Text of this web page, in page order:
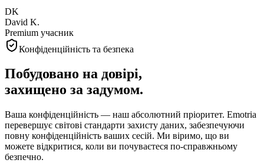
DK
David K.
Premium учасник
Конфіденційність та безпека
Побудовано на довірі,
захищено за задумом.
Ваша конфіденційність — наш абсолютний пріоритет. Emotria
перевершує світові стандарти захисту даних, забезпечуючи
повну конфіденційність ваших сесій. Ми віримо, що ви
можете відкритися, коли ви почуваєтеся по-справжньому
безпечно.